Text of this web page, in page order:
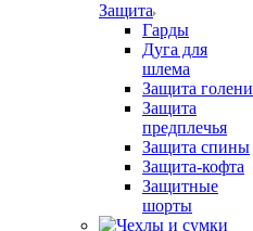
Защита
Гарды
Дуга для
шлема
Защита голени
Защита
предплечья
Защита спины
Защита-кофта
Защитные
шорты